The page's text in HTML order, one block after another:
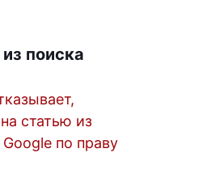
поиска
статью из
по праву